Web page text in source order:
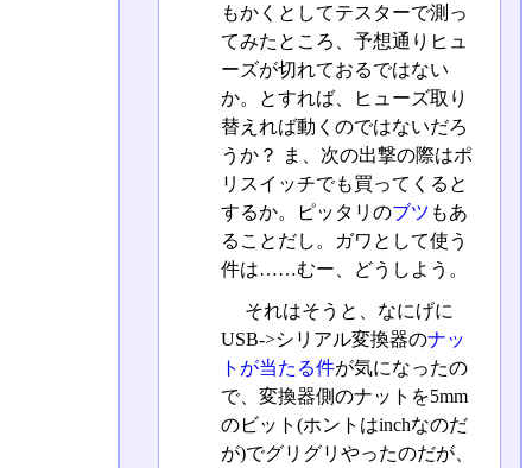
もかくとしてテスターで測っ
てみたところ、予想通りヒュ
ーズが切れておるではない
か。とすれば、ヒューズ取り
替えれば動くのではないだろ
うか？ ま、次の出撃の際はポ
リスイッチでも買ってくると
するか。ピッタリのブツ もあ
ることだし。ガワとして使う
件は……むー、どうしよう。
それはそうと、なにげに
USB->シリアル変換器のナッ
トが当たる件が気になったの
で、変換器側のナットを5mm
のビット(ホントはinchなのだ
が)でグリグリやったのだが、